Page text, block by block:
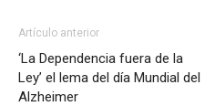
Artículo anterior
‘La Dependencia fuera de la
Ley’ el lema del día Mundial del
Alzheimer